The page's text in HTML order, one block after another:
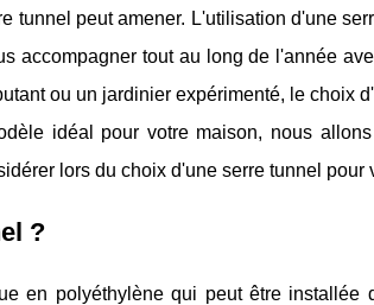
tunnel peut amener. L'utilisation d'une
accompagner tout au long de l'année
ou un jardinier expérimenté, le choix
idéal pour votre maison, nous
lors du choix d'une serre tunnel pour
?
en polyéthylène qui peut être